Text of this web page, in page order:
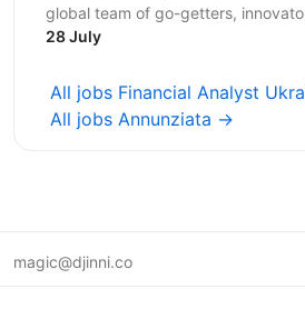
global team of go-getters,
helping startups and product
28 July
All jobs Financial Analyst
All jobs Annunziata →
magic@djinni.co